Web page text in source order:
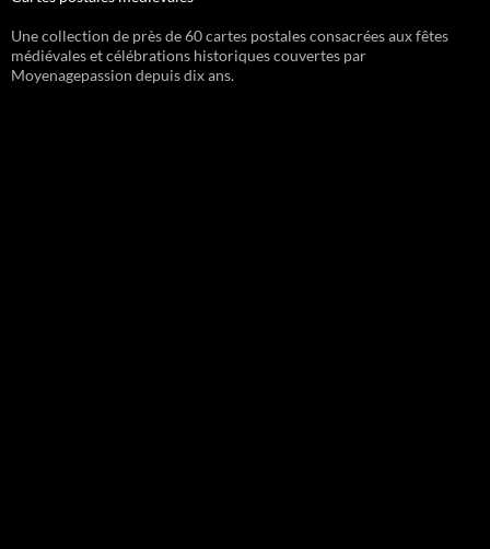
Une collection de près de 60 cartes postales consacrées aux fêtes
médiévales et célébrations historiques couvertes par
Moyenagepassion depuis dix ans.